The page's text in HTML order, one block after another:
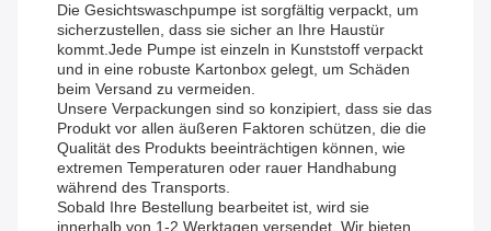
Die Gesichtswaschpumpe ist sorgfältig verpackt, um
sicherzustellen, dass sie sicher an Ihre Haustür
kommt.Jede Pumpe ist einzeln in Kunststoff verpackt
und in eine robuste Kartonbox gelegt, um Schäden
beim Versand zu vermeiden.
Unsere Verpackungen sind so konzipiert, dass sie das
Produkt vor allen äußeren Faktoren schützen, die die
Qualität des Produkts beeinträchtigen können, wie
extremen Temperaturen oder rauer Handhabung
während des Transports.
Sobald Ihre Bestellung bearbeitet ist, wird sie
innerhalb von 1-2 Werktagen versendet. Wir bieten